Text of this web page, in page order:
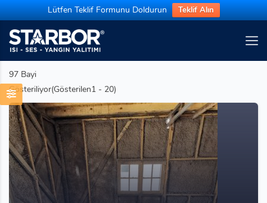
Lütfen Teklif Formunu Doldurun Teklif Alın
97 Bayi
Gösteriliyor(Gösterilen1 - 20)